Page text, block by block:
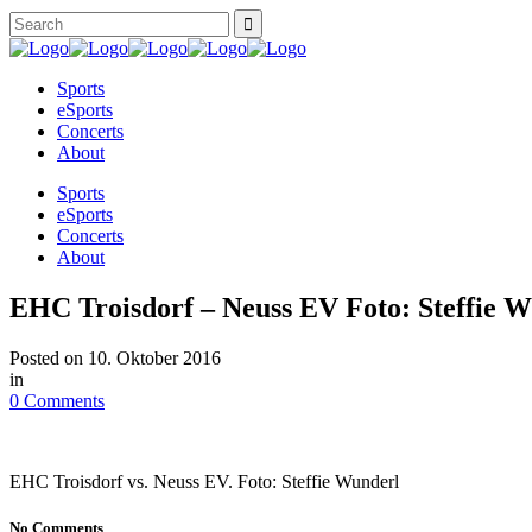
Sports
eSports
Concerts
About
Sports
eSports
Concerts
About
EHC Troisdorf – Neuss EV Foto: Steffie
Posted on 10. Oktober 2016
in
0 Comments
EHC Troisdorf vs. Neuss EV. Foto: Steffie Wunderl
No Comments